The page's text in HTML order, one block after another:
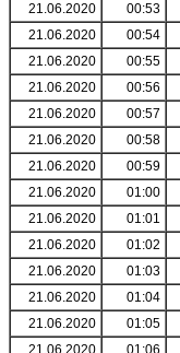
21.06.2020
00:53
21.06.2020
00:54
21.06.2020
00:55
21.06.2020
00:56
21.06.2020
00:57
21.06.2020
00:58
21.06.2020
00:59
21.06.2020
01:00
21.06.2020
01:01
21.06.2020
01:02
21.06.2020
01:03
21.06.2020
01:04
21.06.2020
01:05
21.06.2020
01:06